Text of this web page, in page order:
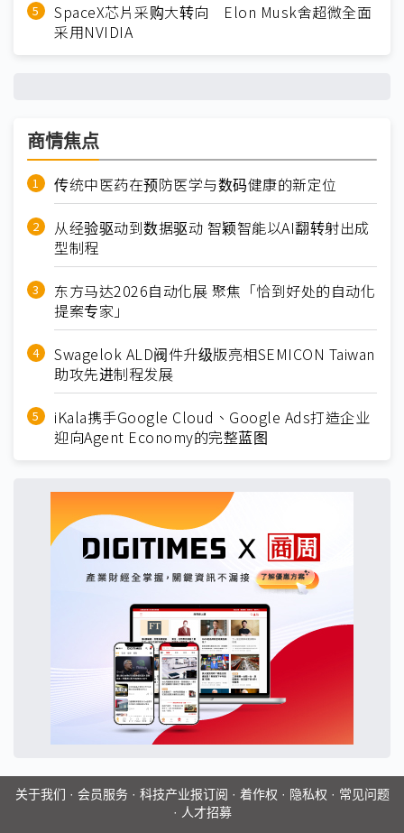
SpaceX芯片采购大转向 Elon Musk舍超微全面
采用NVIDIA
商情焦点
传统中医药在预防医学与数码健康的新定位
从经验驱动到数据驱动 智颖智能以AI翻转射出成
型制程
东方马达2026自动化展 聚焦「恰到好处的自动化
提案专家」
Swagelok ALD阀件升级版亮相SEMICON Taiwan
助攻先进制程发展
iKala携手Google Cloud、Google Ads打造企业
迎向Agent Economy的完整蓝图
关于我们 · 会员服务· 科技产业报订阅 · 着作权 · 隐私权 · 常见问题
· 人才招募